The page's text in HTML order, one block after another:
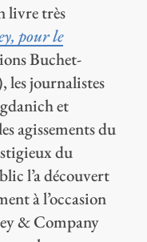
livre très
pour le
Buchet-
les journalistes
et
agissements du
du
l’a découvert
à l’occasion
& Company